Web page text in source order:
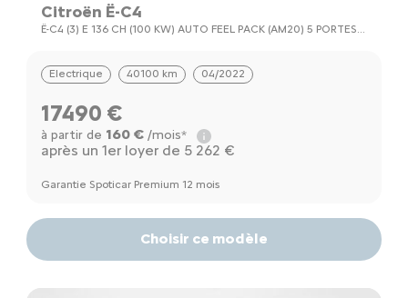
Citroën Ë-C4
Ë-C4 (3) E 136 CH (100 KW) AUTO FEEL PACK (AM20) 5 PORTES
Electrique 40100 km 04/2022
17490 €
à partir de 160 €/mois*
après un 1er loyer de 5 262 €
Garantie Spoticar Premium 12 mois
Choisir ce modèle